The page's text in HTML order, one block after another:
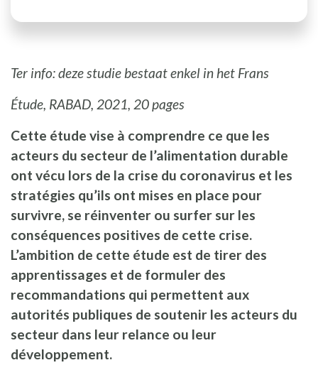
Ter info: deze studie bestaat enkel in het Frans
Étude, RABAD, 2021, 20 pages
Cette étude vise à comprendre ce que les
acteurs du secteur de l’alimentation durable
ont vécu lors de la crise du coronavirus et les
stratégies qu’ils ont mises en place pour
survivre, se réinventer ou surfer sur les
conséquences positives de cette crise.
L’ambition de cette étude est de tirer des
apprentissages et de formuler des
recommandations qui permettent aux
autorités publiques de soutenir les acteurs du
secteur dans leur relance ou leur
développement.